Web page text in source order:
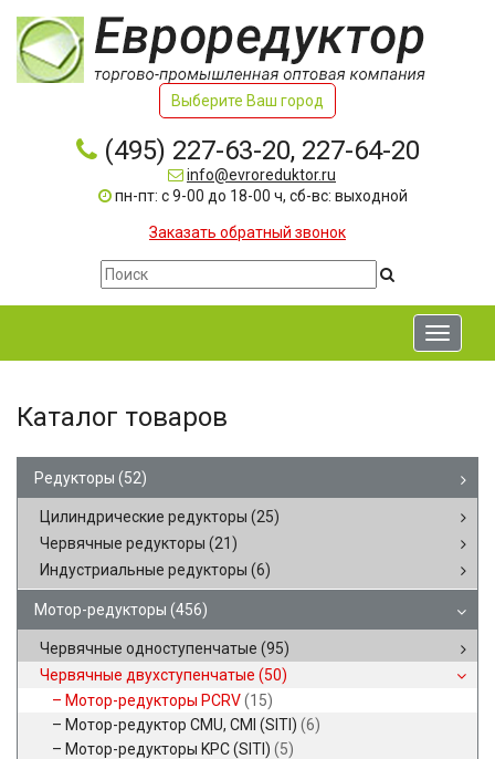
Выберите Ваш город
(495) 227-63-20, 227-64-20
info@evroreduktor.ru
пн-пт: с 9-00 до 18-00 ч, сб-вс: выходной
Заказать обратный звонок
Toggle
Каталог товаров
Редукторы (52)
Цилиндрические редукторы (25)
Червячные редукторы (21)
Индустриальные редукторы (6)
Мотор-редукторы (456)
Червячные одноступенчатые (95)
Червячные двухступенчатые (50)
Мотор-редукторы PCRV(15)
Мотор-редуктор CMU, CMI (SITI) (6)
Мотор-редукторы KPC (SITI) (5)